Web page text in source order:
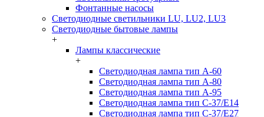
Фонтанные насосы
Светодиодные светильники LU, LU2, LU3
Светодиодные бытовые лампы
+
Лампы классические
+
Светодиодная лампа тип A-60
Светодиодная лампа тип A-80
Светодиодная лампа тип A-95
Светодиодная лампа тип C-37/Е14
Светодиодная лампа тип C-37/Е27